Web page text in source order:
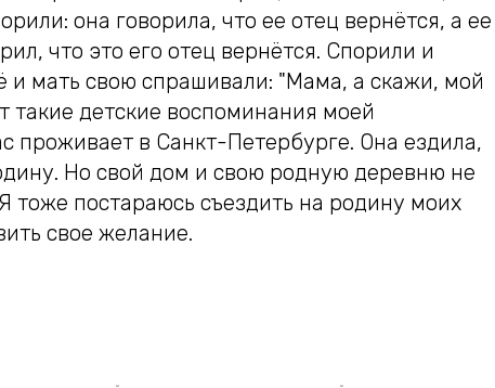
она говорила, что ее отец вернётся, а ее
что это его отец вернётся. Спорили и
и мать свою спрашивали: "Мама, а скажи, мой
такие детские воспоминания моей
проживает в Санкт-Петербурге. Она ездила,
Но свой дом и свою родную деревню не
тоже постараюсь съездить на родину моих
свое желание.